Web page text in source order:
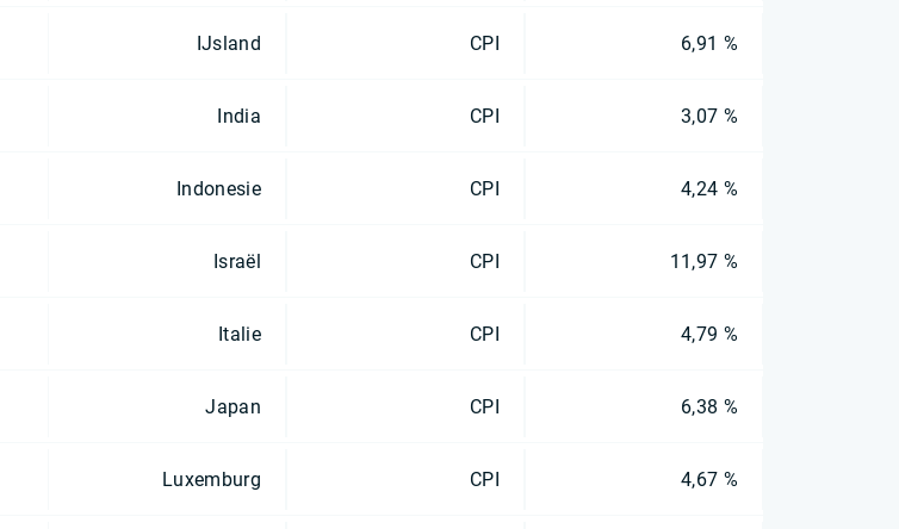
IJsland CPI 6,91 %
India CPI 3,07 %
Indonesie CPI 4,24 %
Israël CPI 11,97 %
Italie CPI 4,79 %
Japan CPI 6,38 %
Luxemburg CPI 4,67 %